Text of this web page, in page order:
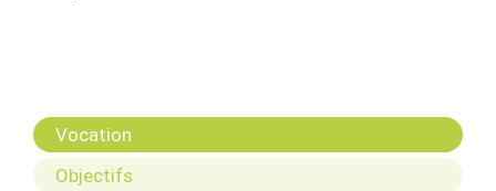
Vocation
Objectifs